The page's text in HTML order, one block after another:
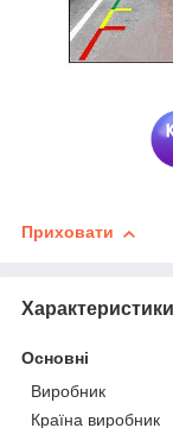
Приховати
Характеристики
Основні
Виробник
Країна виробник